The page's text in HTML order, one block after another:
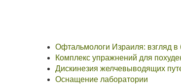
Офтальмологи Израиля: взгляд в
Комплекс упражнений для
Дискинезия желчевыводящих
Оснащение лаборатории